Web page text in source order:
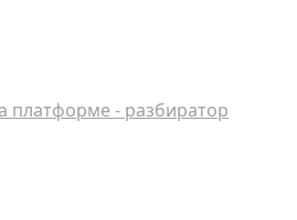
платформе - разбиратор